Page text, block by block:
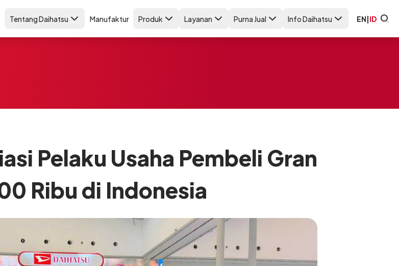
Tentang Daihatsu Manufaktur Produk Layanan Purna Jual Info Daihatsu EN|ID
Pelaku Usaha Pembeli Gran
Ribu di Indonesia